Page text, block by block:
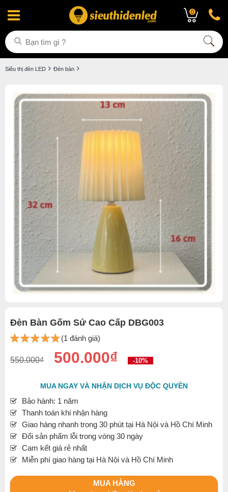
0
Siêu thị đèn LED Đèn bàn
Đèn Bàn Gốm Sứ Cao Cấp DBG003
(1 đánh giá)
550.000₫ 500.000₫ -10%
MUA NGAY VÀ NHẬN DỊCH VỤ ĐỘC QUYỀN
Bảo hành: 1 năm
Thanh toán khi nhận hàng
Giao hàng nhanh trong 30 phút tại Hà Nội và Hồ Chí Minh
Đổi sản phẩm lỗi trong vòng 30 ngày
Cam kết giá rẻ nhất
Miễn phí giao hàng tại Hà Nội và Hồ Chí Minh
MUA HÀNG